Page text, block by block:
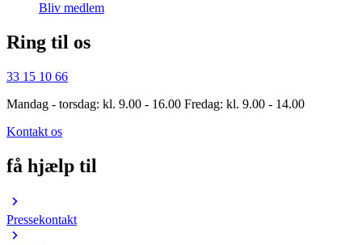
Bliv medlem
Ring til os
33 15 10 66
Mandag - torsdag: kl. 9.00 - 16.00 Fredag: kl. 9.00 - 14.00
Kontakt os
få hjælp til
Pressekontakt